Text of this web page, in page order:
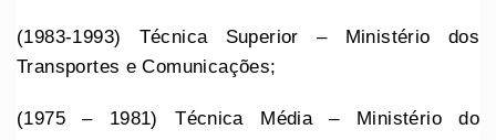
(1983-1993) Técnica Superior – Ministério dos
Transportes e Comunicações;
(1975 – 1981) Técnica Média – Ministério do